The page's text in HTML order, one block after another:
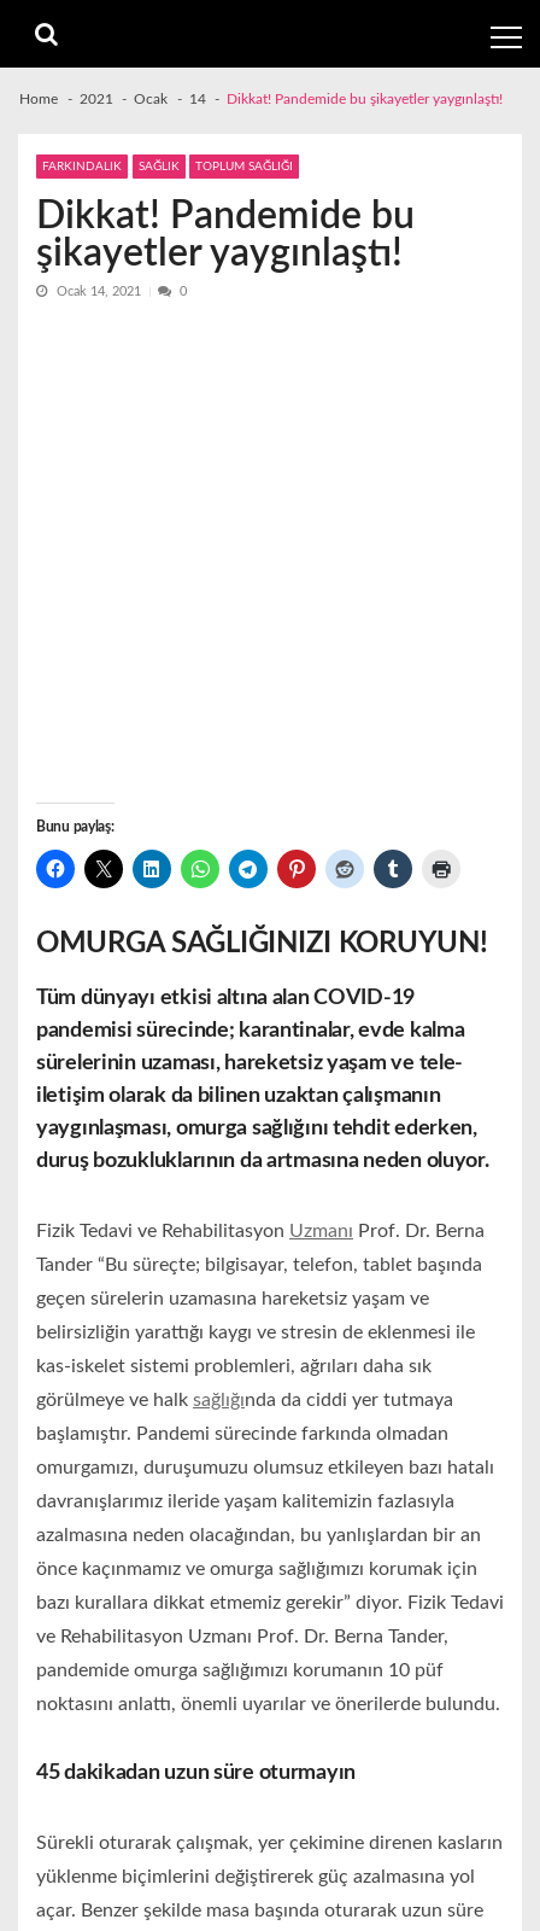
navigation
content
Home 2021 Ocak 14 Dikkat! Pandemide bu şikayetler yaygınlaştı!
FARKINDALIK SAĞLIK TOPLUM SAĞLIĞI
Dikkat! Pandemide bu
şikayetler yaygınlaştı!
Ocak 14, 2021 0
Bunu paylaş:
OMURGA SAĞLIĞINIZI KORUYUN!
Tüm dünyayı etkisi altına alan COVID-19
pandemisi sürecinde; karantinalar, evde kalma
sürelerinin uzaması, hareketsiz yaşam ve tele-
iletişim olarak da bilinen uzaktan çalışmanın
yaygınlaşması, omurga sağlığını tehdit ederken,
duruş bozukluklarının da artmasına neden oluyor.
Fizik Tedavi ve Rehabilitasyon Uzmanı Prof. Dr. Berna
Tander “Bu süreçte; bilgisayar, telefon, tablet başında
geçen sürelerin uzamasına hareketsiz yaşam ve
belirsizliğin yarattığı kaygı ve stresin de eklenmesi ile
kas-iskelet sistemi problemleri, ağrıları daha sık
görülmeye ve halk sağlığında da ciddi yer tutmaya
başlamıştır. Pandemi sürecinde farkında olmadan
omurgamızı, duruşumuzu olumsuz etkileyen bazı hatalı
davranışlarımız ileride yaşam kalitemizin fazlasıyla
azalmasına neden olacağından, bu yanlışlardan bir an
önce kaçınmamız ve omurga sağlığımızı korumak için
bazı kurallara dikkat etmemiz gerekir” diyor. Fizik Tedavi
ve Rehabilitasyon Uzmanı Prof. Dr. Berna Tander,
pandemide omurga sağlığımızı korumanın 10 püf
noktasını anlattı, önemli uyarılar ve önerilerde bulundu.
45 dakikadan uzun süre oturmayın
Sürekli oturarak çalışmak, yer çekimine direnen kasların
yüklenme biçimlerini değiştirerek güç azalmasına yol
açar. Benzer şekilde masa başında oturarak uzun süre